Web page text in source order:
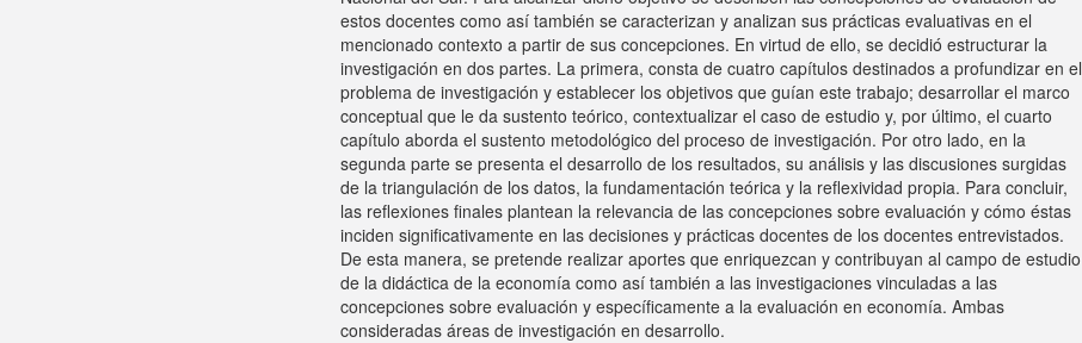
estos docentes como así también se caracterizan y analizan sus prácticas evaluativas en el
mencionado contexto a partir de sus concepciones. En virtud de ello, se decidió estructurar la
investigación en dos partes. La primera, consta de cuatro capítulos destinados a profundizar en el
problema de investigación y establecer los objetivos que guían este trabajo; desarrollar el marco
conceptual que le da sustento teórico, contextualizar el caso de estudio y, por último, el cuarto
capítulo aborda el sustento metodológico del proceso de investigación. Por otro lado, en la
segunda parte se presenta el desarrollo de los resultados, su análisis y las discusiones surgidas
de la triangulación de los datos, la fundamentación teórica y la reflexividad propia. Para concluir,
las reflexiones finales plantean la relevancia de las concepciones sobre evaluación y cómo éstas
inciden significativamente en las decisiones y prácticas docentes de los docentes entrevistados.
De esta manera, se pretende realizar aportes que enriquezcan y contribuyan al campo de estudio
de la didáctica de la economía como así también a las investigaciones vinculadas a las
concepciones sobre evaluación y específicamente a la evaluación en economía. Ambas
consideradas áreas de investigación en desarrollo.